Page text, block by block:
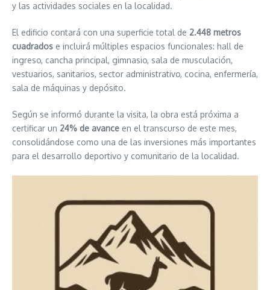
y las actividades sociales en la localidad.
El edificio contará con una superficie total de 2.448 metros
cuadrados e incluirá múltiples espacios funcionales: hall de
ingreso, cancha principal, gimnasio, sala de musculación,
vestuarios, sanitarios, sector administrativo, cocina, enfermería,
sala de máquinas y depósito.
Según se informó durante la visita, la obra está próxima a
certificar un 24% de avance en el transcurso de este mes,
consolidándose como una de las inversiones más importantes
para el desarrollo deportivo y comunitario de la localidad.